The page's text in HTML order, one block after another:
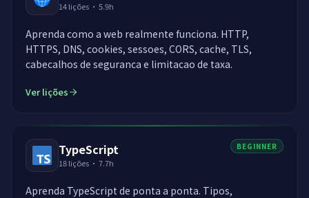
14lições · 5.9h
Aprenda como a web realmente funciona. HTTP,
HTTPS, DNS, cookies, sessoes, CORS, cache, TLS,
cabecalhos de seguranca e limitacao de taxa.
Ver lições
TypeScript
18lições · 7.7h
BEGINNER
Aprenda TypeScript de ponta a ponta. Tipos,